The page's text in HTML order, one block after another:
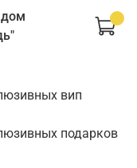
дом
вип
подарков